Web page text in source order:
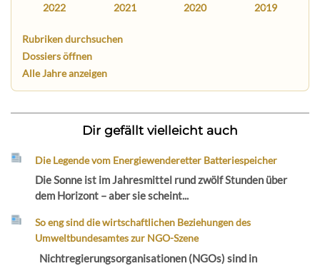
2022 2021 2020 2019
Rubriken durchsuchen
Dossiers öffnen
Alle Jahre anzeigen
Dir gefällt vielleicht auch
Die Legende vom Energiewenderetter Batteriespeicher
Die Sonne ist im Jahresmittel rund zwölf Stunden über
dem Horizont – aber sie scheint...
So eng sind die wirtschaftlichen Beziehungen des
Umweltbundesamtes zur NGO-Szene
Nichtregierungsorganisationen (NGOs) sind in